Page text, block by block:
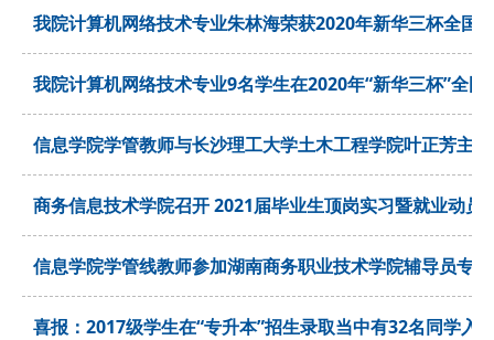
我院计算机网络技术专业朱林海荣获2020年新华三杯全国
我院计算机网络技术专业9名学生在2020年“新华三杯”全
信息学院学管教师与长沙理工大学土木工程学院叶正芳主
商务信息技术学院召开 2021届毕业生顶岗实习暨就业动员
信息学院学管线教师参加湖南商务职业技术学院辅导员专
喜报：2017级学生在“专升本”招生录取当中有32名同学入